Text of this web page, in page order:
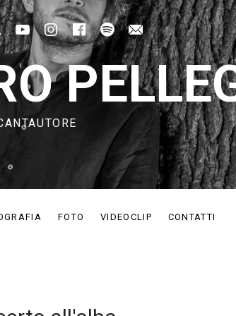
FOTO VIDEOCLIP CONTATTI
Music
Amazon Music
Youtube
IG Fb Spotify
Mail